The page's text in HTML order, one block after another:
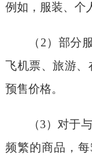
例如，服装、个
（2）部分
飞机票、旅游
预售价格。
（3）对于
频繁的商品，